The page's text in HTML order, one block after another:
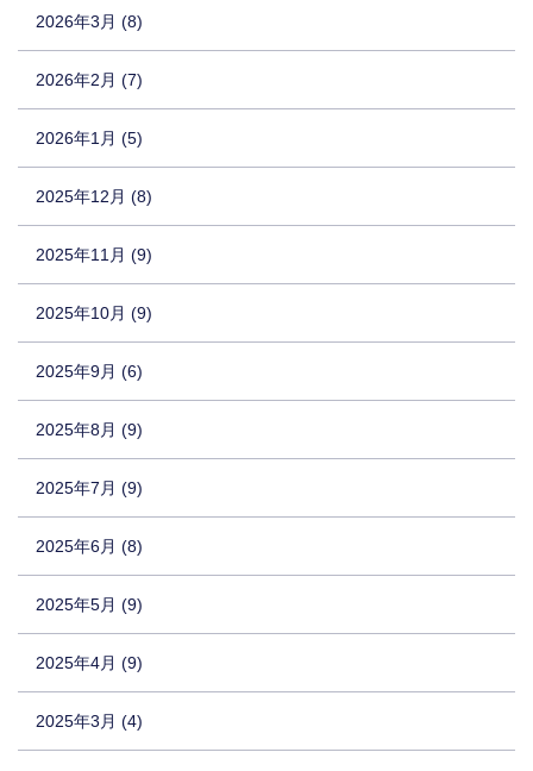
2026年3月 (8)
2026年2月 (7)
2026年1月 (5)
2025年12月 (8)
2025年11月 (9)
2025年10月 (9)
2025年9月 (6)
2025年8月 (9)
2025年7月 (9)
2025年6月 (8)
2025年5月 (9)
2025年4月 (9)
2025年3月 (4)